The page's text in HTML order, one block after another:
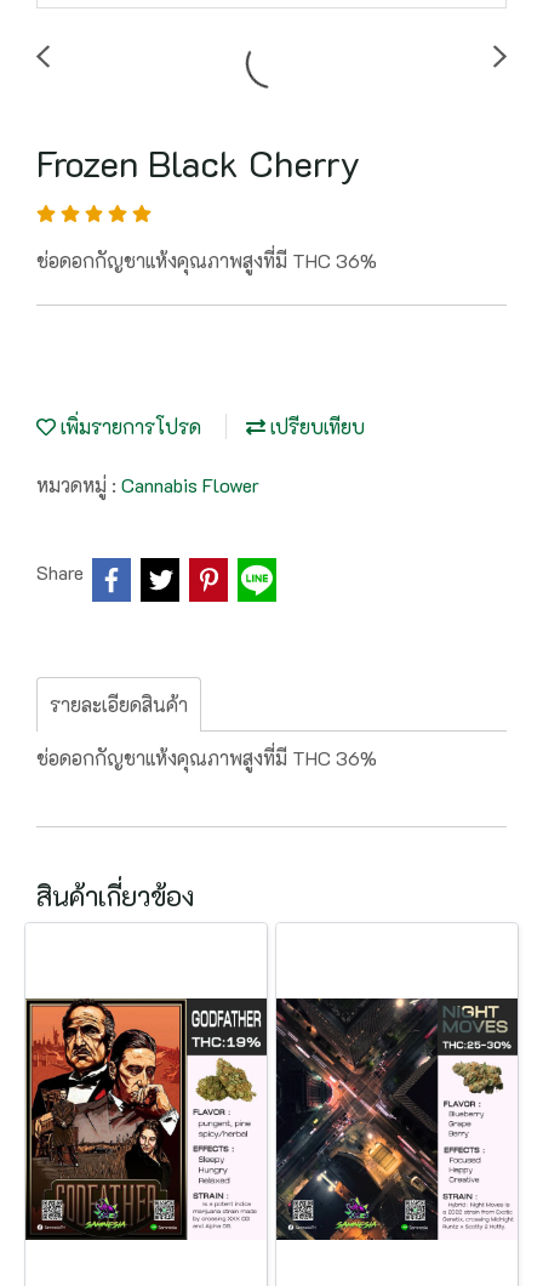
Frozen Black Cherry
ช่อดอกกัญชาแห้งคุณภาพสูงที่มี THC 36%
เพิ่มรายการโปรด เปรียบเทียบ
หมวดหมู่ : Cannabis Flower
Share
รายละเอียดสินค้า
ช่อดอกกัญชาแห้งคุณภาพสูงที่มี THC 36%
สินค้าเกี่ยวข้อง